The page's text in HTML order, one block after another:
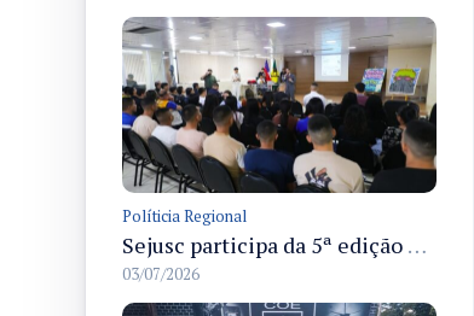
Políticia Regional
Sejusc participa da 5ª edição do Caminhos Literários com foco na cultura hip-hop nas unidades socioeducativas
03/07/2026